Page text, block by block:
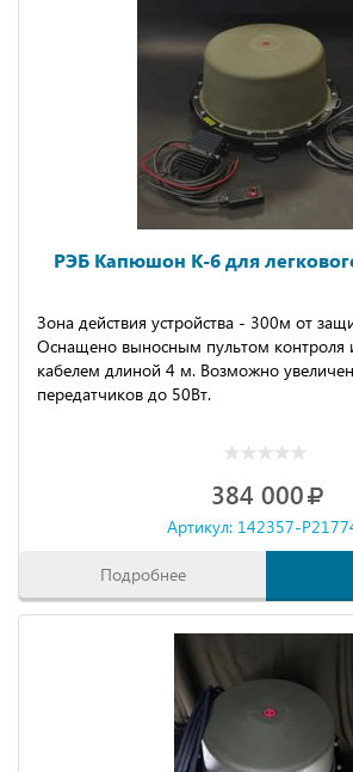
РЭБ Капюшон К-6 для
Зона действия устройства - 300м от
Оснащено выносным пультом контроля
кабелем длиной 4 м. Возможно
передатчиков до 50Вт.
384 000
Артикул: 142357-
Подробнее